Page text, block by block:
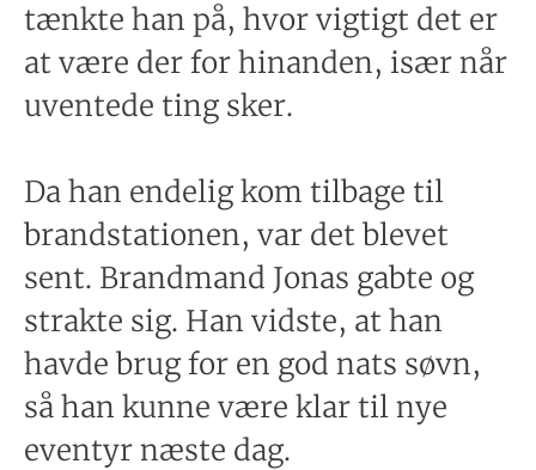
tænkte han på, hvor vigtigt det er
at være der for hinanden, især når
uventede ting sker.
Da han endelig kom tilbage til
brandstationen, var det blevet
sent. Brandmand Jonas gabte og
strakte sig. Han vidste, at han
havde brug for en god nats søvn,
så han kunne være klar til nye
eventyr næste dag.